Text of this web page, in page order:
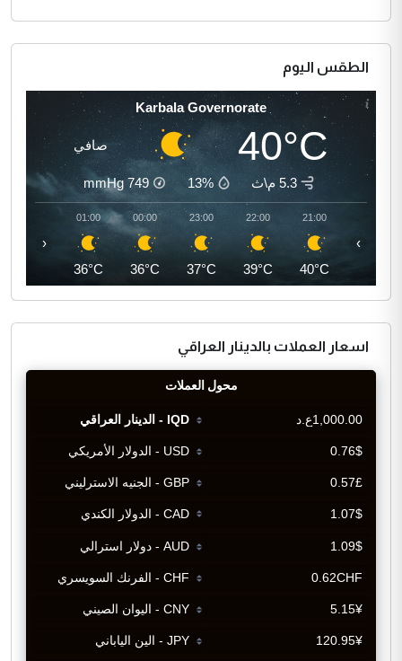
الطقس اليوم
Karbala Governorate
40°C صافي
5.3 م\ث 13%
749
mmHg
21:00
40°C
22:00
39°C
23:00
37°C
00:00
36°C
01:00
36°C
‹ ›
اسعار العملات بالدينار العراقي